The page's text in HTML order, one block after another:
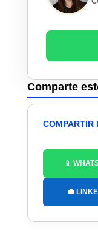
Comparte
COMPARTIR
📱
💼